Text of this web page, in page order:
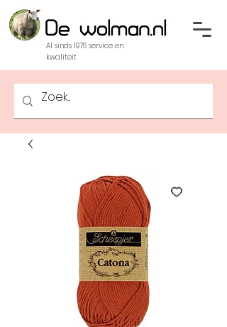
Al sinds 1976 service en
kwaliteit